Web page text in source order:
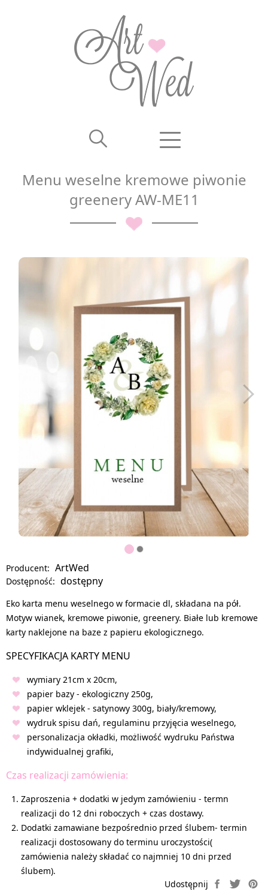
Menu weselne kremowe piwonie
greenery AW-ME11
Producent: ArtWed
Dostępność: dostępny
Eko karta menu weselnego w formacie dl, składana na pół.
Motyw wianek, kremowe piwonie, greenery. Białe lub kremowe
karty naklejone na baze z papieru ekologicznego.
SPECYFIKACJA KARTY MENU
wymiary 21cm x 20cm,
papier bazy - ekologiczny 250g,
papier wklejek - satynowy 300g, biały/kremowy,
wydruk spisu dań, regulaminu przyjęcia weselnego,
personalizacja okładki, możliwość wydruku Państwa
indywidualnej grafiki,
Czas realizacji zamówienia:
Zaproszenia + dodatki w jedym zamówieniu - termn
realizacji do 12 dni roboczych + czas dostawy.
Dodatki zamawiane bezpośrednio przed ślubem- termin
realizacji dostosowany do terminu uroczystości(
zamówienia należy składać co najmniej 10 dni przed
ślubem).